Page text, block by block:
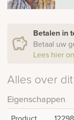
Betalen in
Betaal uw
Lees hier
Alles over
Eigenschappen
Product
12298